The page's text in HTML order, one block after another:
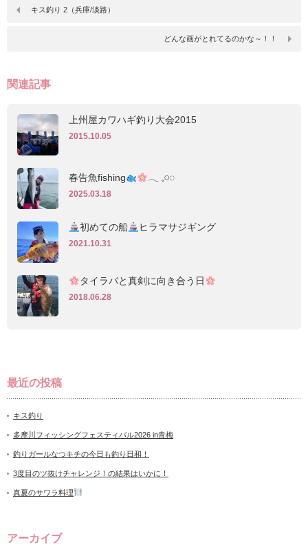
キス釣り 2（兵庫/淡路）
どんな画がとれてるのかな～！！
関連記事
上州屋カワハギ釣り大会2015
2015.10.05
春告魚fishing 𓂃 𓈒𓏸◌‬
2025.03.18
初めての船 ヒラマサジギング
2021.10.31
タイラバと真剣に向き合う日
2018.06.28
最近の投稿
キス釣り
多摩川フィッシングフェスティバル2026 in青梅
釣りガールなつキチの今日も釣り日和！
3度目のツ抜けチャレンジ！の結果はいかに！
真夏のサワラ料理
アーカイブ